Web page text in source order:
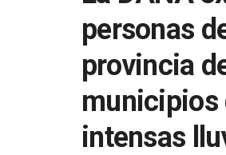
personas
provincia
municipios
intensas